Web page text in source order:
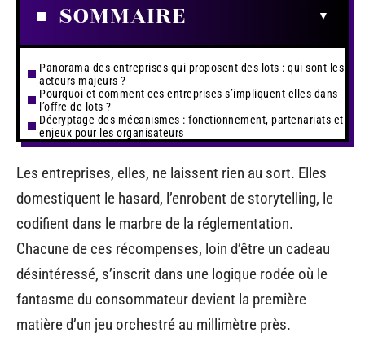
SOMMAIRE
Panorama des entreprises qui proposent des lots : qui sont les
acteurs majeurs ?
Pourquoi et comment ces entreprises s’impliquent-elles dans
l’offre de lots ?
Décryptage des mécanismes : fonctionnement, partenariats et
enjeux pour les organisateurs
Les entreprises, elles, ne laissent rien au sort. Elles
domestiquent le hasard, l’enrobent de storytelling, le
codifient dans le marbre de la réglementation.
Chacune de ces récompenses, loin d’être un cadeau
désintéressé, s’inscrit dans une logique rodée où le
fantasme du consommateur devient la première
matière d’un jeu orchestré au millimètre près.